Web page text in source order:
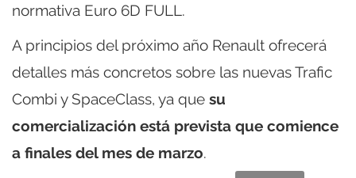
normativa Euro 6D FULL.
A principios del próximo año Renault ofrecerá
detalles más concretos sobre las nuevas Trafic
Combi y SpaceClass, ya que su
comercialización está prevista que comience
a finales del mes de marzo.